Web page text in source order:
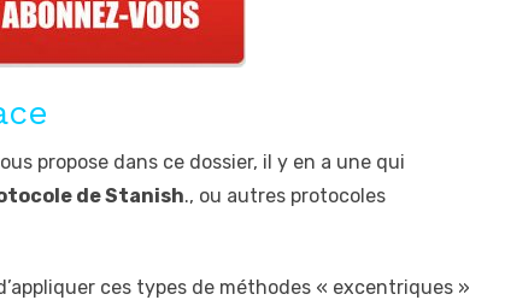
propose dans ce dossier, il y en a une qui
de Stanish., ou autres protocoles
ces types de méthodes « excentriques »